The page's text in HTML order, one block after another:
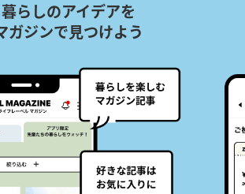
来店後の
家づくりもサポート